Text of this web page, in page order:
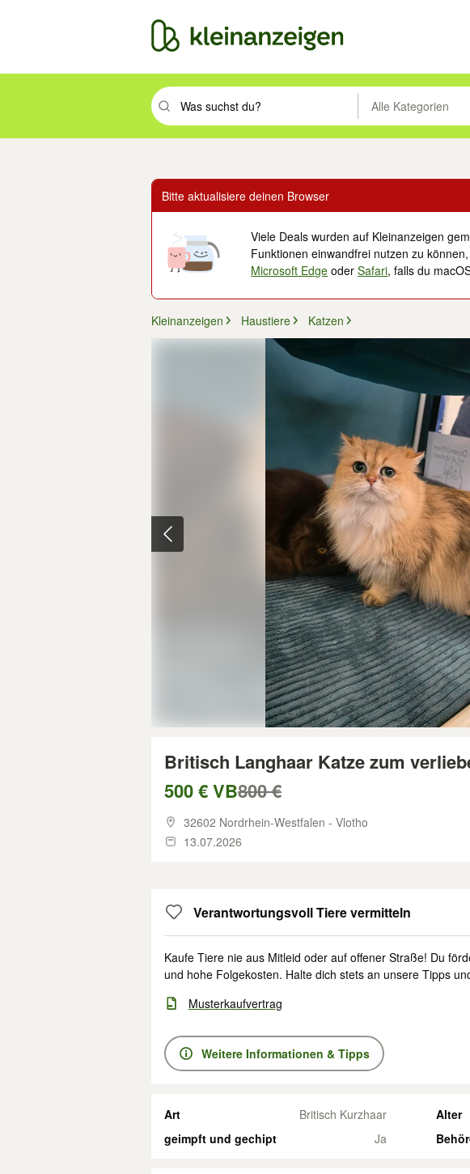
Suchbegriff eingeben. Eingabetaste drücken um zu suchen,
Alle Kategorien
Bitte aktualisiere deinen Browser
Viele Deals wurden auf Kleinanzeigen
Funktionen einwandfrei nutzen zu
Microsoft Edge oderSafari, falls du
Kleinanzeigen Haustiere Katzen
Britisch Langhaar Katze zum
500 € VB800 €
32602 Nordrhein-Westfalen - Vlotho
13.07.2026
Verantwortungsvoll Tiere vermitteln
Kaufe Tiere nie aus Mitleid oder auf offener Straße! Du
und hohe Folgekosten. Halte dich stets an unsere Tipps
Musterkaufvertrag
Weitere Informationen & Tipps
Art Britisch Kurzhaar Alter
geimpft und gechipt
Ja